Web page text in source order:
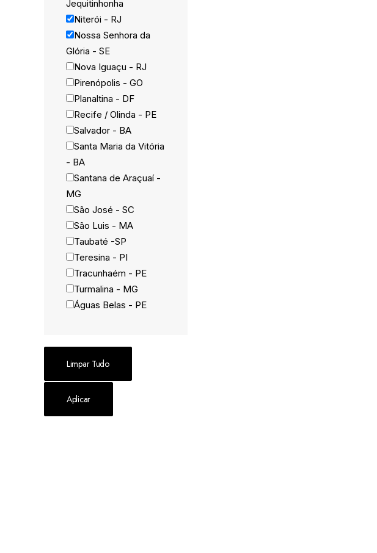
Jequitinhonha
Niterói - RJ
Nossa Senhora da
Glória - SE
Nova Iguaçu - RJ
Pirenópolis - GO
Planaltina - DF
Recife / Olinda - PE
Salvador - BA
Santa Maria da Vitória
- BA
Santana de Araçuaí -
MG
São José - SC
São Luis - MA
Taubaté -SP
Teresina - PI
Tracunhaém - PE
Turmalina - MG
Águas Belas - PE
Limpar Tudo
Aplicar